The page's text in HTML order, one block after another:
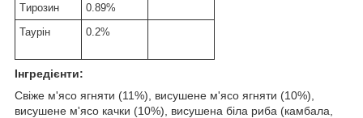
Tирозин
0.89%
Taурін 0.2%
Інгредієнти:
Свіже м'ясо ягняти (11%), висушене м'ясо ягняти (10%),
висушене м'ясо качки (10%), висушена біла риба (камбала,